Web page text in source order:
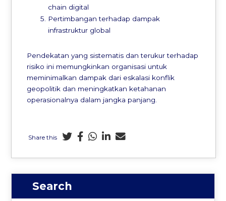
chain digital
Pertimbangan terhadap dampak
infrastruktur global
Pendekatan yang sistematis dan terukur terhadap
risiko ini memungkinkan organisasi untuk
meminimalkan dampak dari eskalasi konflik
geopolitik dan meningkatkan ketahanan
operasionalnya dalam jangka panjang.
Share this
Search